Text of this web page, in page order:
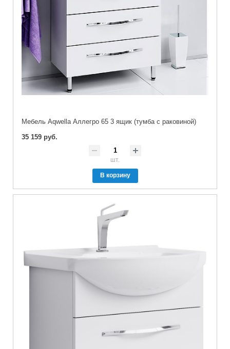
Мебель Aqwella Аллегро 65 3 ящик (тумба с раковиной)
35 159 руб.
шт.
В корзину